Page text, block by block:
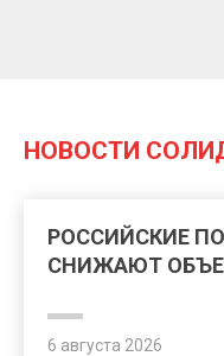
НОВОСТИ
РОССИЙСКИЕ
СНИЖАЮТ
6 августа 2026